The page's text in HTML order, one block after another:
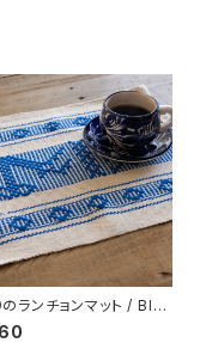
ランチョンマット / Blu
MEXICO メキシコ